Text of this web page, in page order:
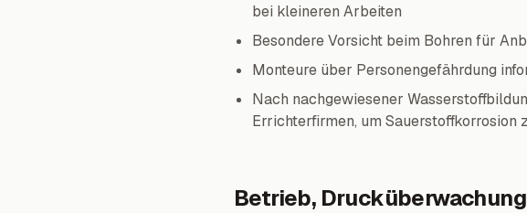
bei kleineren Arbeiten
Besondere Vorsicht beim Bohren für
Monteure über Personengefährdung
Nach nachgewiesener
Errichterfirmen, um Sauerstoffkorrosion
Betrieb,